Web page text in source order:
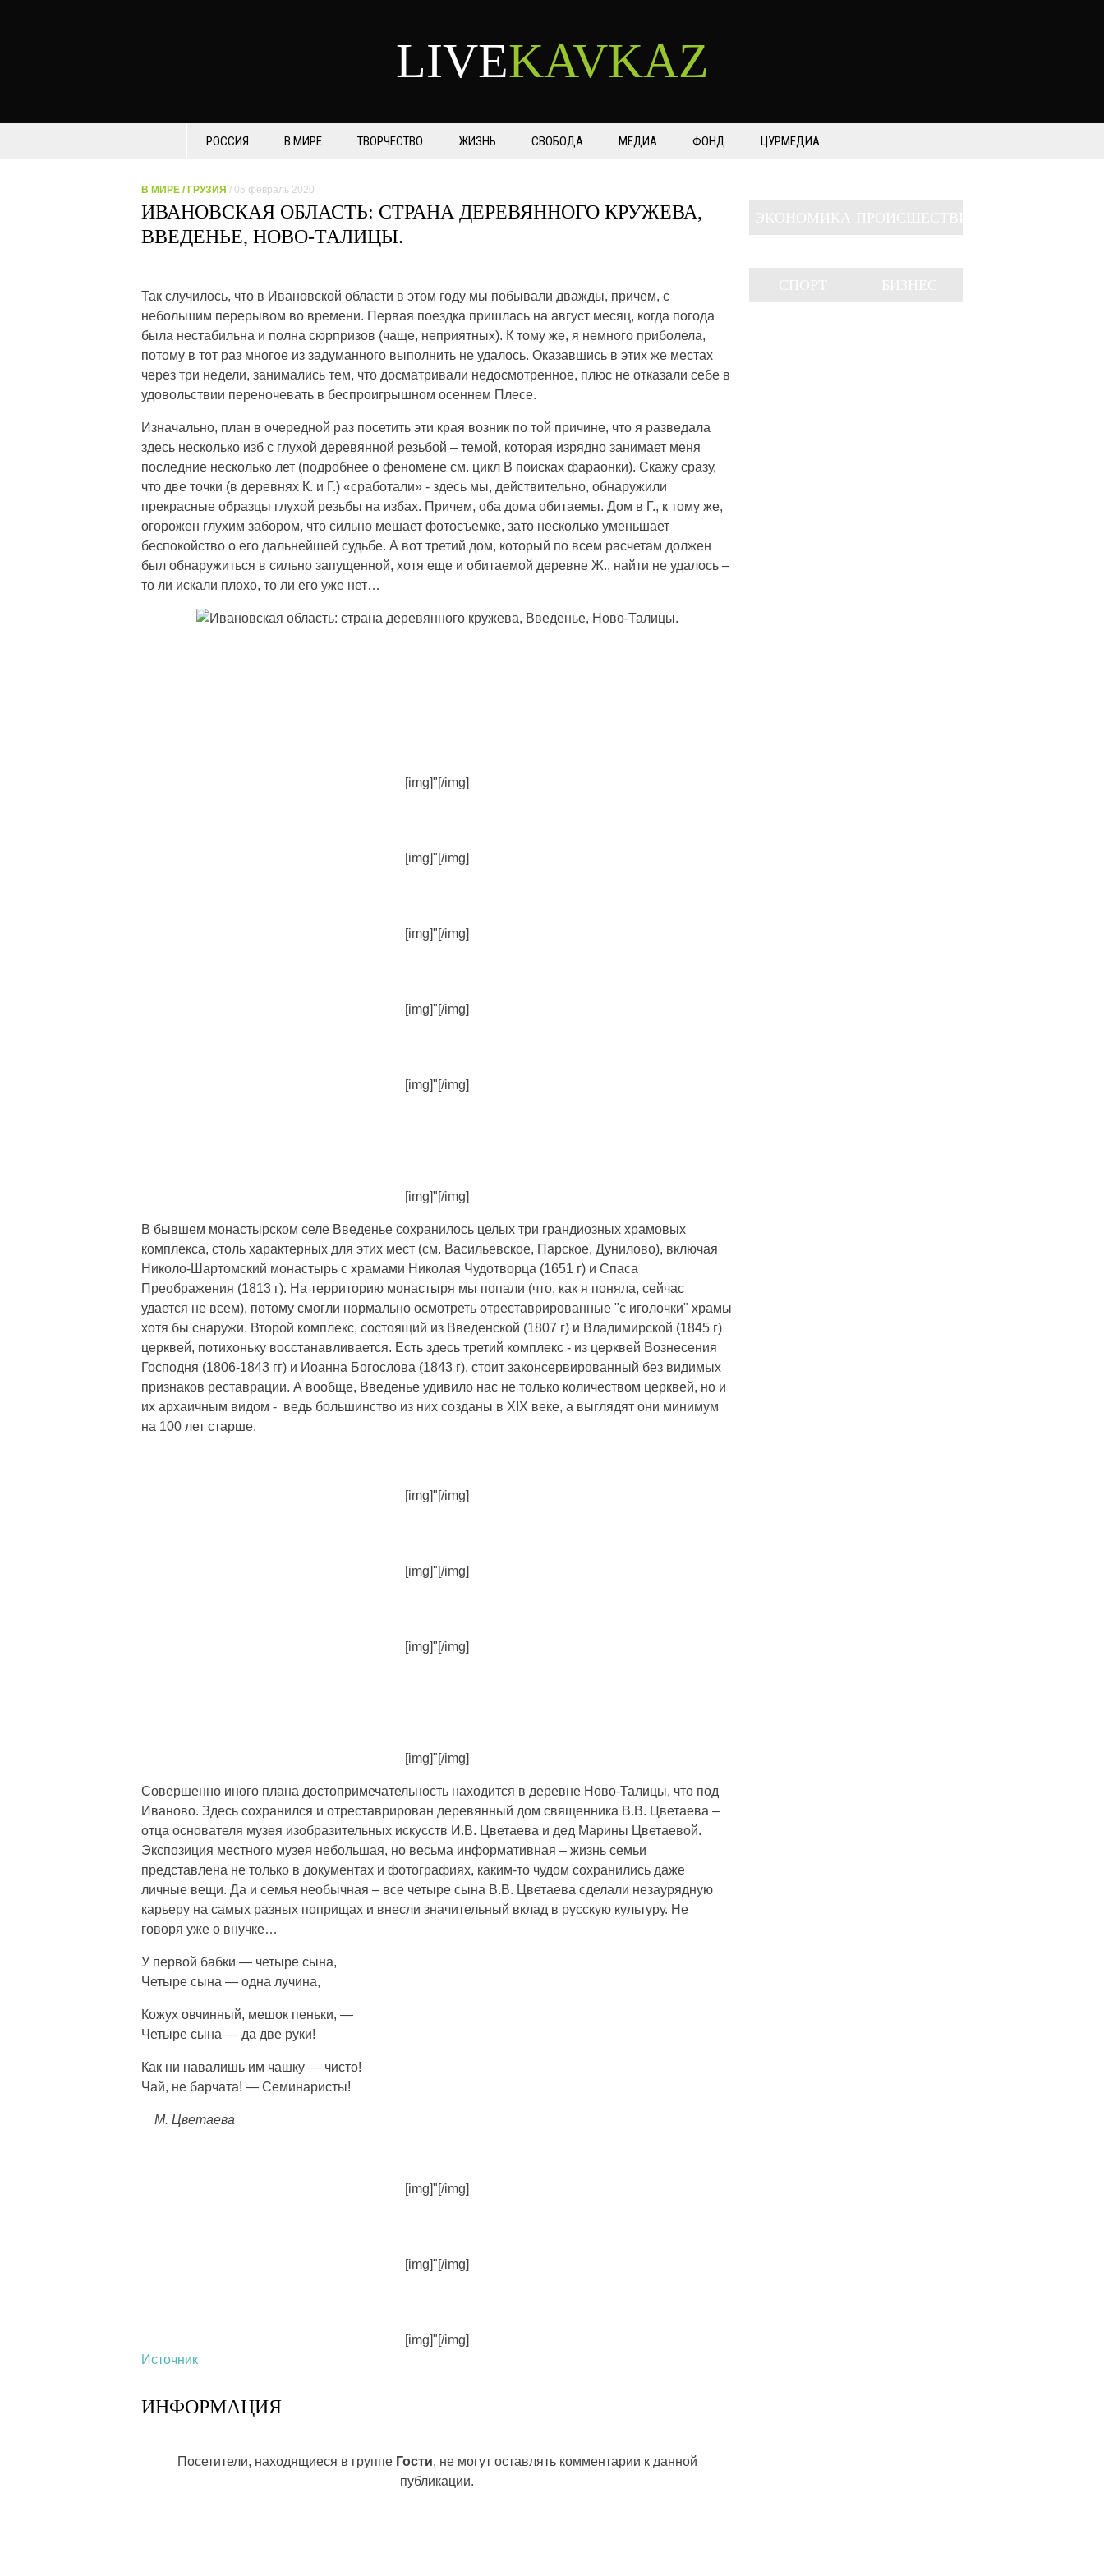
LIVEKAVKAZ
РОССИЯ В МИРЕ ТВОРЧЕСТВО ЖИЗНЬ СВОБОДА МЕДИА ФОНД ЦУРМЕДИА
В МИРЕ / ГРУЗИЯ / 05 февраль 2020
ИВАНОВСКАЯ ОБЛАСТЬ: СТРАНА ДЕРЕВЯННОГО КРУЖЕВА,
ВВЕДЕНЬЕ, НОВО-ТАЛИЦЫ.
Так случилось, что в Ивановской области в этом году мы побывали дважды, причем, с
небольшим перерывом во времени. Первая поездка пришлась на август месяц, когда погода
была нестабильна и полна сюрпризов (чаще, неприятных). К тому же, я немного приболела,
потому в тот раз многое из задуманного выполнить не удалось. Оказавшись в этих же местах
через три недели, занимались тем, что досматривали недосмотренное, плюс не отказали себе в
удовольствии переночевать в беспроигрышном осеннем Плесе.
Изначально, план в очередной раз посетить эти края возник по той причине, что я разведала
здесь несколько изб с глухой деревянной резьбой – темой, которая изрядно занимает меня
последние несколько лет (подробнее о феномене см. цикл В поисках фараонки). Скажу сразу,
что две точки (в деревнях К. и Г.) «сработали» - здесь мы, действительно, обнаружили
прекрасные образцы глухой резьбы на избах. Причем, оба дома обитаемы. Дом в Г., к тому же,
огорожен глухим забором, что сильно мешает фотосъемке, зато несколько уменьшает
беспокойство о его дальнейшей судьбе. А вот третий дом, который по всем расчетам должен
был обнаружиться в сильно запущенной, хотя еще и обитаемой деревне Ж., найти не удалось –
то ли искали плохо, то ли его уже нет…
[img]"[/img]
[img]"[/img]
[img]"[/img]
[img]"[/img]
[img]"[/img]
[img]"[/img]
В бывшем монастырском селе Введенье сохранилось целых три грандиозных храмовых
комплекса, столь характерных для этих мест (см. Васильевское, Парское, Дунилово), включая
Николо-Шартомский монастырь с храмами Николая Чудотворца (1651 г) и Спаса
Преображения (1813 г). На территорию монастыря мы попали (что, как я поняла, сейчас
удается не всем), потому смогли нормально осмотреть отреставрированные "с иголочки" храмы
хотя бы снаружи. Второй комплекс, состоящий из Введенской (1807 г) и Владимирской (1845 г)
церквей, потихоньку восстанавливается. Есть здесь третий комплекс - из церквей Вознесения
Господня (1806-1843 гг) и Иоанна Богослова (1843 г), стоит законсервированный без видимых
признаков реставрации. А вообще, Введенье удивило нас не только количеством церквей, но и
их архаичным видом - ведь большинство из них созданы в XIX веке, а выглядят они минимум
на 100 лет старше.
[img]"[/img]
[img]"[/img]
[img]"[/img]
[img]"[/img]
Совершенно иного плана достопримечательность находится в деревне Ново-Талицы, что под
Иваново. Здесь сохранился и отреставрирован деревянный дом священника В.В. Цветаева –
отца основателя музея изобразительных искусств И.В. Цветаева и дед Марины Цветаевой.
Экспозиция местного музея небольшая, но весьма информативная – жизнь семьи
представлена не только в документах и фотографиях, каким-то чудом сохранились даже
личные вещи. Да и семья необычная – все четыре сына В.В. Цветаева сделали незаурядную
карьеру на самых разных поприщах и внесли значительный вклад в русскую культуру. Не
говоря уже о внучке…
У первой бабки — четыре сына,
Четыре сына — одна лучина,
Кожух овчинный, мешок пеньки, —
Четыре сына — да две руки!
Как ни навалишь им чашку — чисто!
Чай, не барчата! — Семинаристы!
М. Цветаева
[img]"[/img]
[img]"[/img]
[img]"[/img]
Источник
ИНФОРМАЦИЯ
Посетители, находящиеся в группе Гости, не могут оставлять комментарии к данной
публикации.